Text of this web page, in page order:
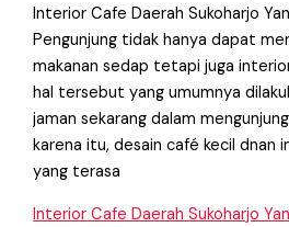
Interior Cafe Daerah Sukoharjo
Pengunjung tidak hanya dapat
makanan sedap tetapi juga
hal tersebut yang umumnya
jaman sekarang dalam
karena itu, desain café kecil dnan
yang terasa
Interior Cafe Daerah Sukoharjo